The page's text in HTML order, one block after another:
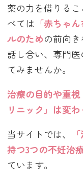
薬の力を借りる
べては 「赤ちゃ
ルのための前向
話し合い、専門
てみませんか。
治療の目的や重
リニック」は変わ
当サイトでは、
持つ3つの不妊治
ています。